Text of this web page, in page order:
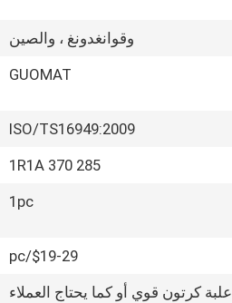
وقوانغدونغ ، والصين
GUOMAT
ISO/TS16949:2009
1R1A 370 285
1pc
$19-29/pc
علبة كرتون قوي أو كما يحتاج العملاء